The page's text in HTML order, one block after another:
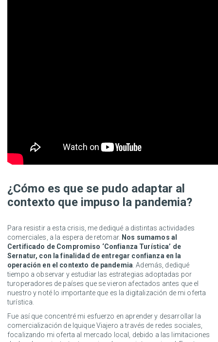
¿Cómo es que se pudo adaptar al
contexto que impuso la pandemia?
Para resistir a esta crisis, me dediqué a distintas actividades
comerciales, a la espera de retomar. Nos sumamos al
Certificado de Compromiso ‘Confianza Turística’ de
Sernatur, con la finalidad de entregar confianza en la
operación en el contexto de pandemia . Además, dediqué
tiempo a observar y estudiar las estrategias adoptadas por
turoperadores de países que se vieron afectados antes que el
nuestro y noté lo importante que es la digitalización de mi oferta
turística.
Fue así que concentré mi esfuerzo en aprender y desarrollar la
comercialización de Iquique Viajero a través de redes sociales,
focalizando mi oferta al mercado local, debido a las limitaciones